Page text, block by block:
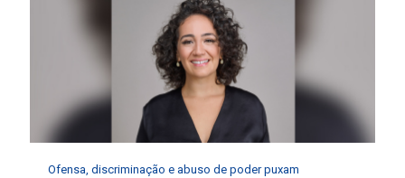
Ofensa, discriminação e abuso de poder puxam